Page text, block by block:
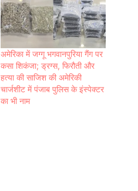
अमेरिका में जग्गू भगवानपुरिया गैंग पर
कसा शिकंजा; ड्रग्स, फिरौती और
हत्या की साजिश की अमेरिकी
चार्जशीट में पंजाब पुलिस के इंस्पेक्टर
का भी नाम